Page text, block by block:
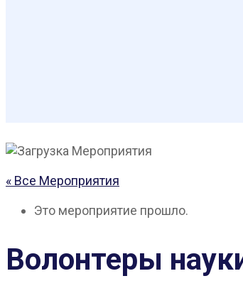
« Все Мероприятия
Это мероприятие прошло.
Волонтеры